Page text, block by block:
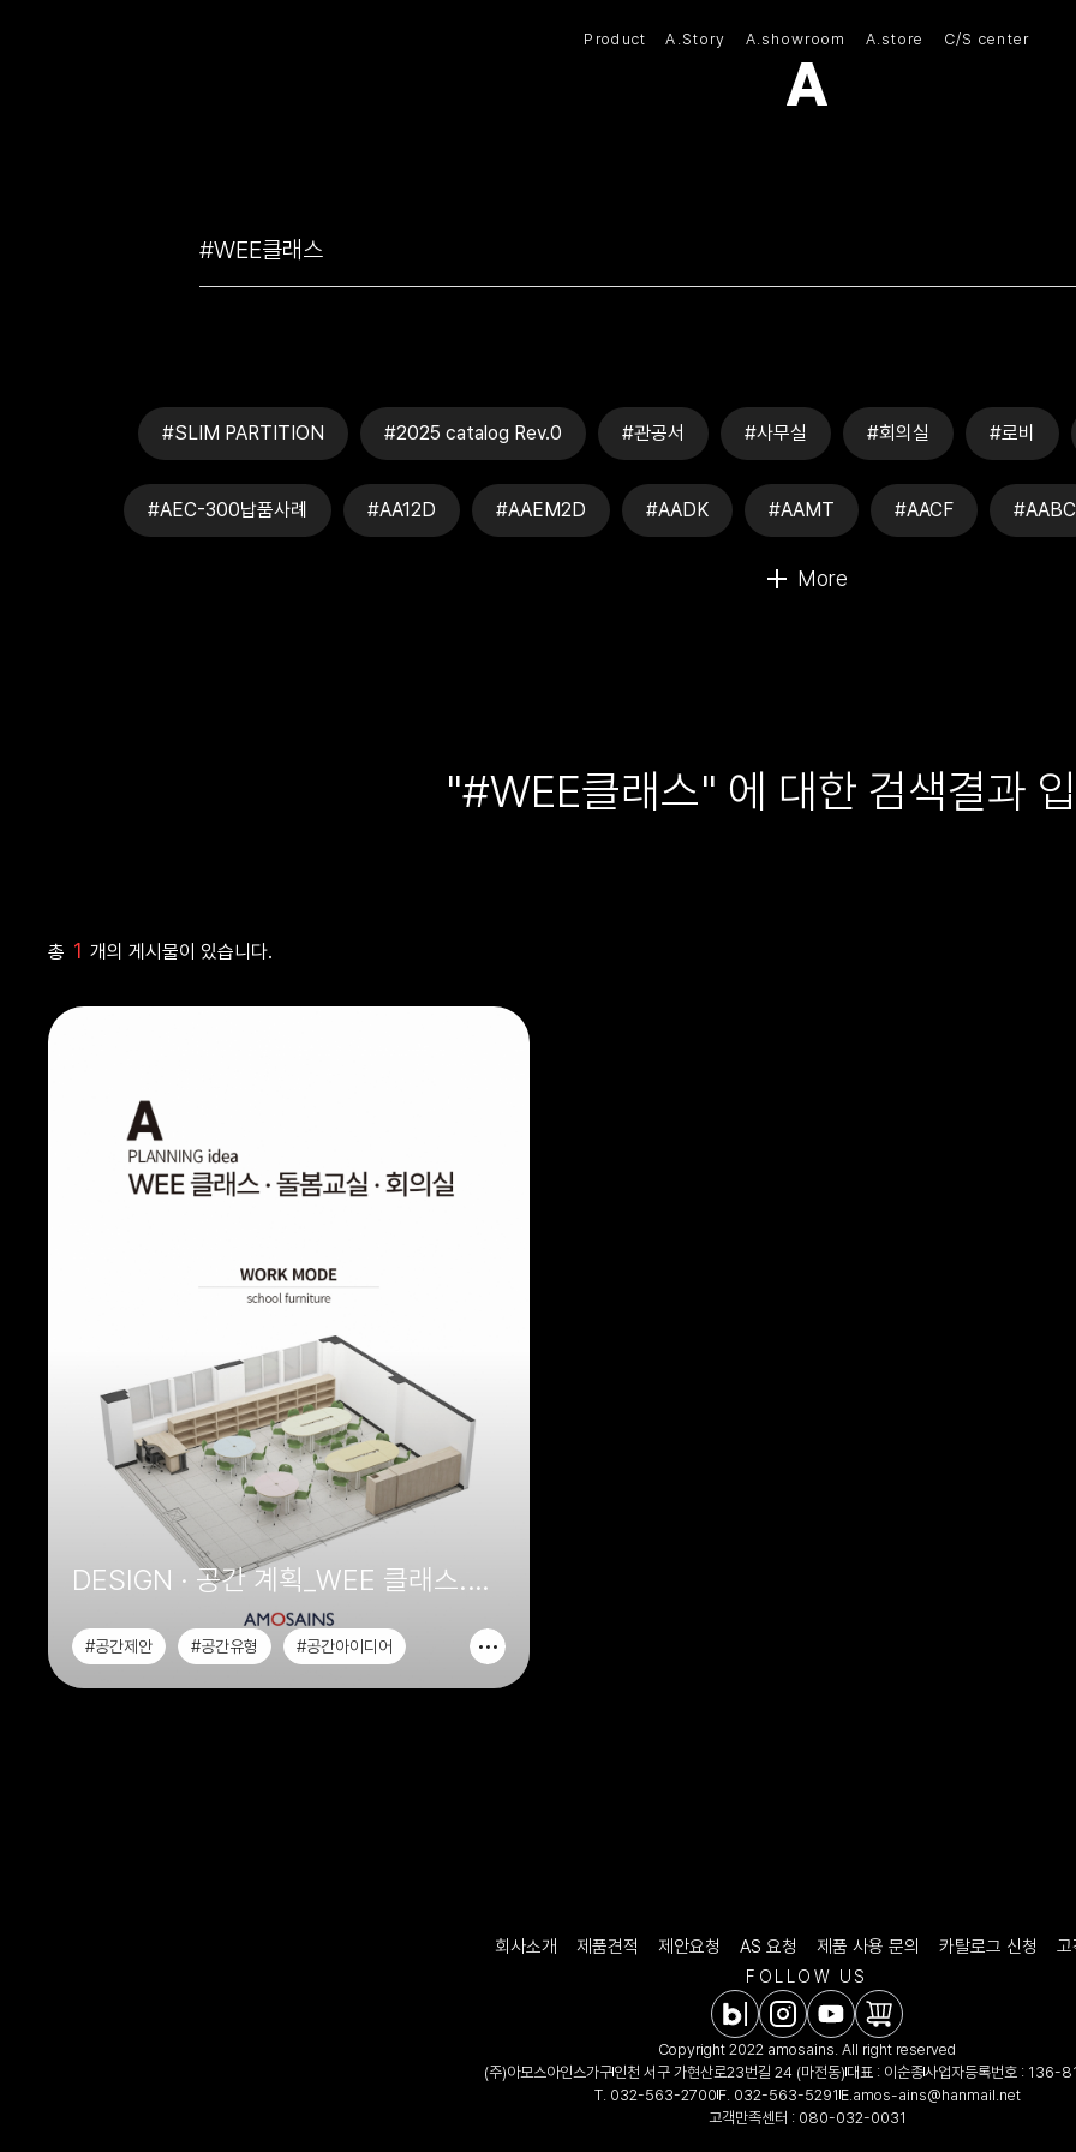
Product A.Story A.showroom A.store C/S center
(주)아모스아인스가구
#SLIM PARTITION #2025 catalog Rev.0 #관공서 #사무실 #회의실 #로비
#AEC-300납품사례 #AA12D #AAEM2D #AADK #AAMT #AACF #AABC
"#WEE클래스" 에 대한 검색결과
총 1 개의 게시물이 있습니다.
DESIGN · 공간 계획_WEE 클래스.
돌봄교실.회의실
#공간제안 #공간유형
#공간아이디어
회사소개 제품견적 제안요청 AS 요청 제품 사용 문의 카탈로그 신청 고
FOLLOW US
Copyright 2022 amosains. All right reserved
(주)아모스아인스가구인천 서구 가현산로23번길 24 (마전동)대표 : 이순종사업자등록번호 : 136-
T. 032-563-2700F. 032-563-5291E. amos-ains@hanmail.net
고객만족센터 : 080-032-0031